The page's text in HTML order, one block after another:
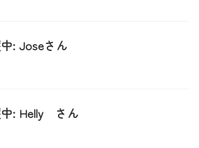
: Joseさん
: Helly さん